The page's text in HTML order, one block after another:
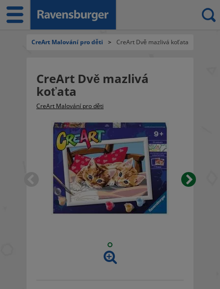
CreArt Malování pro děti > CreArt Dvě mazlivá koťata
CreArt Dvě mazlivá
koťata
CreArt Malování pro děti